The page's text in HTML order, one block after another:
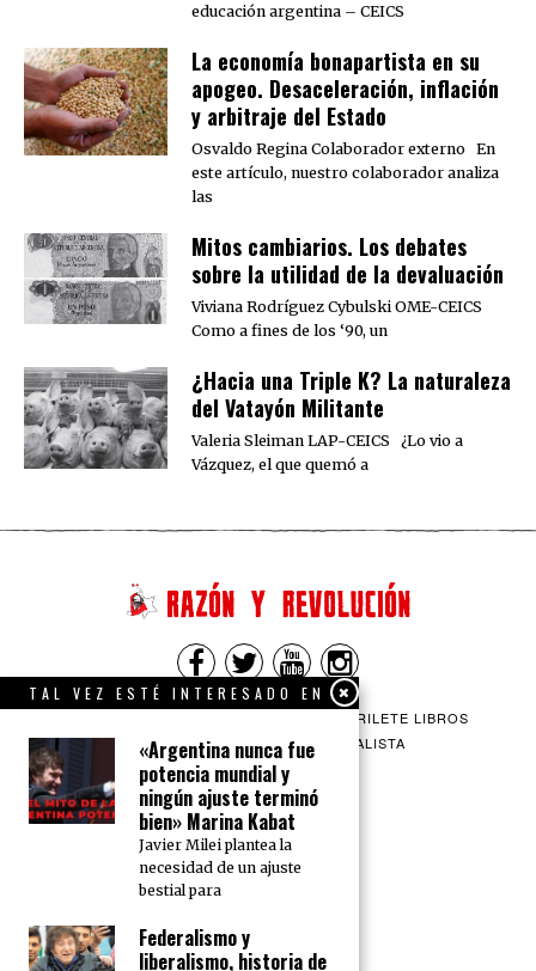
educación argentina – CEICS
La economía bonapartista en su
apogeo. Desaceleración, inflación
y arbitraje del Estado
Osvaldo Regina Colaborador externo En
este artículo, nuestro colaborador analiza
las
Mitos cambiarios. Los debates
sobre la utilidad de la devaluación
Viviana Rodríguez Cybulski OME-CEICS
Como a fines de los ‘90, un
¿Hacia una Triple K? La naturaleza
del Vatayón Militante
Valeria Sleiman LAP-CEICS ¿Lo vio a
Vázquez, el que quemó a
BARRILETE LIBROS
CEICS
ENGLISH VÍA SOCIALISTA
TAL VEZ ESTÉ INTERESADO EN
«Argentina nunca fue
potencia mundial y
ningún ajuste terminó
bien» Marina Kabat
Javier Milei plantea la
necesidad de un ajuste
bestial para
Federalismo y
liberalismo, historia de